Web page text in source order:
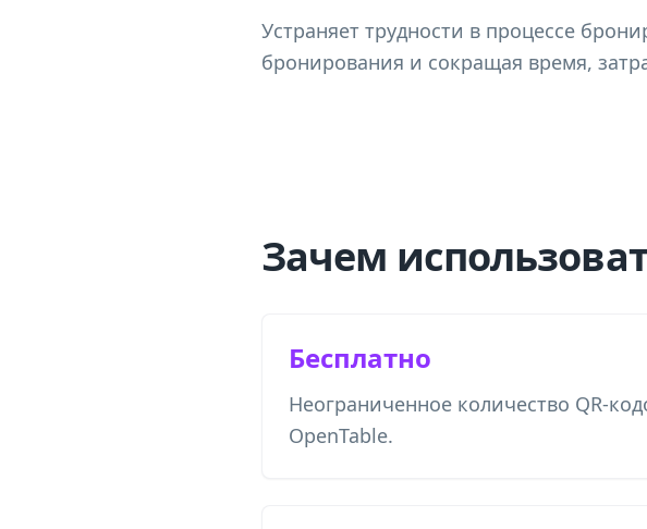
Устраняет трудности в процессе
бронирования и сокращая время,
Зачем
Бесплатно
Неограниченное количество QR-
OpenTable.